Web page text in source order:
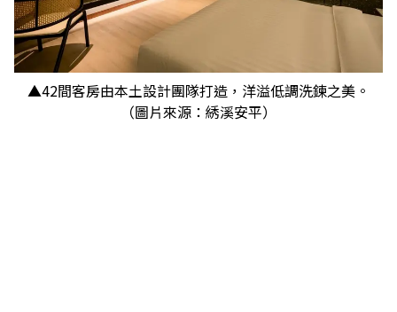
▲42間客房由本土設計團隊打造，洋溢低調洗鍊之美。
（圖片來源：綉溪安平）